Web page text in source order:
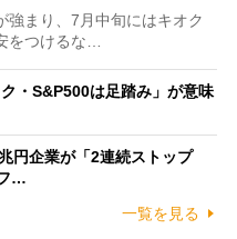
まり、7月中旬にはキオク
をつけるな…
・S&P500は足踏み」が意味
円企業が「2連続ストップ
…
一覧を見る